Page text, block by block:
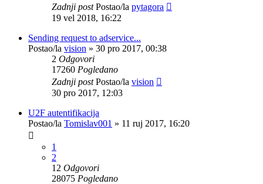
Zadnji postPostao/la pytagora
19 vel 2018, 16:22
Sending request to adservice...
Postao/la vision » 30 pro 2017, 00:38
2 Odgovori
17260 Pogledano
Zadnji postPostao/la vision
30 pro 2017, 12:03
U2F autentifikacija
Postao/la Tomislav001 » 11 ruj 2017, 16:20
1
2
12 Odgovori
28075 Pogledano